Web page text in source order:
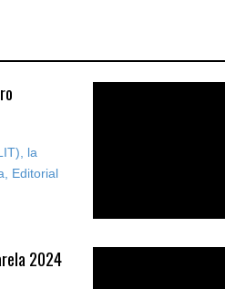
la
Editorial
2024